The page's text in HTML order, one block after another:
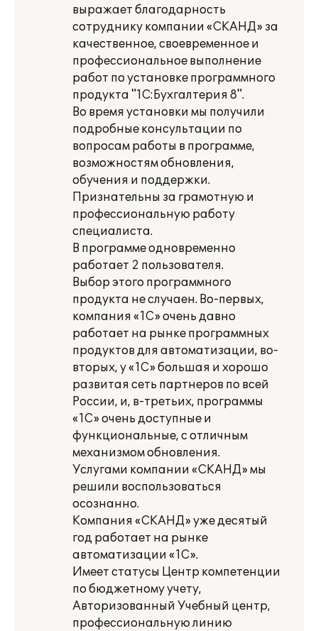
выражает благодарность
сотруднику компании «СКАНД» за
качественное, своевременное и
профессиональное выполнение
работ по установке программного
продукта "1С:Бухгалтерия 8".
Во время установки мы получили
подробные консультации по
вопросам работы в программе,
возможностям обновления,
обучения и поддержки.
Признательны за грамотную и
профессиональную работу
специалиста.
В программе одновременно
работает 2 пользователя.
Выбор этого программного
продукта не случаен. Во-первых,
компания «1С» очень давно
работает на рынке программных
продуктов для автоматизации, во-
вторых, у «1С» большая и хорошо
развитая сеть партнеров по всей
России, и, в-третьих, программы
«1С» очень доступные и
функциональные, с отличным
механизмом обновления.
Услугами компании «СКАНД» мы
решили воспользоваться
осознанно.
Компания «СКАНД» уже десятый
год работает на рынке
автоматизации «1С».
Имеет статусы Центр компетенции
по бюджетному учету,
Авторизованный Учебный центр,
профессиональную линию